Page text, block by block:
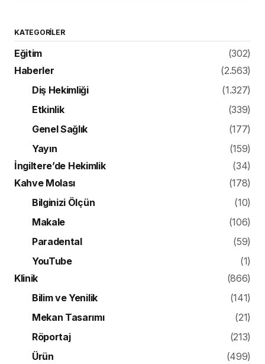
KATEGORILER
Eğitim
(302)
Haberler
(2.563)
Diş Hekimliği
(1.327)
Etkinlik
(339)
Genel Sağlık
(177)
Yayın
(159)
İngiltere’de Hekimlik
(34)
Kahve Molası
(178)
Bilginizi Ölçün
(10)
Makale
(106)
Paradental
(59)
YouTube
(1)
Klinik
(866)
Bilim ve Yenilik
(141)
Mekan Tasarımı
(21)
Röportaj
(213)
Ürün
(499)